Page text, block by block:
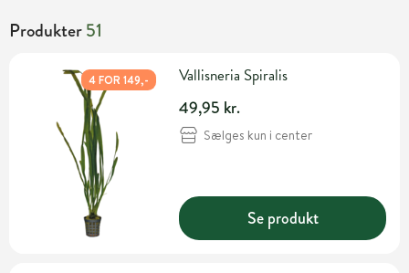
Produkter51
4 FOR 149,- Vallisneria Spiralis
49,95 kr.
Sælges kun i center
Se produkt